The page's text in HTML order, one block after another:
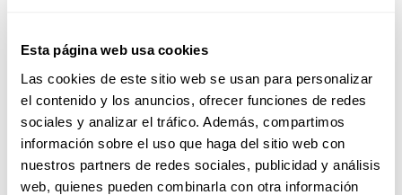
Esta página web usa cookies
Las cookies de este sitio web se usan para personalizar
el contenido y los anuncios, ofrecer funciones de redes
sociales y analizar el tráfico. Además, compartimos
información sobre el uso que haga del sitio web con
nuestros partners de redes sociales, publicidad y análisis
web, quienes pueden combinarla con otra información
SEGUIR LEYENDO